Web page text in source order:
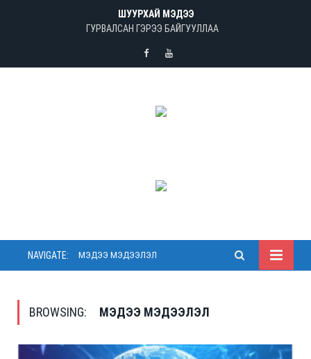
ШУУРХАЙ МЭДЭЭ
ГУРВАЛСАН ГЭРЭЭ БАЙГУУЛЛАА
FacebookYoutube
NAVIGATE: МЭДЭЭ МЭДЭЭЛЭЛ
BROWSING: МЭДЭЭ МЭДЭЭЛЭЛ